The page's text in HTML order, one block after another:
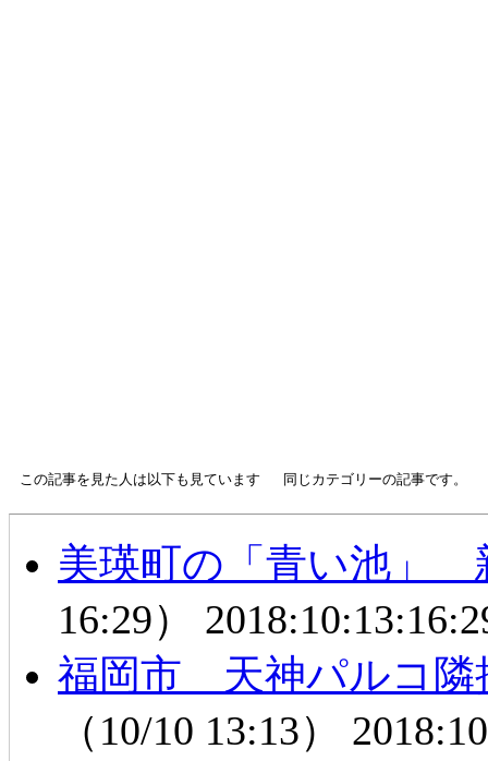
この記事を見た人は以下も見ています 同じカテゴリーの記事です。
美瑛町の「青い池」
16:29）
福岡市 天神パルコ隣
（10/10 13:13）